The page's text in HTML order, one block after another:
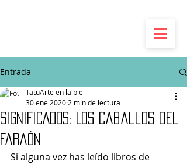
Entrada
SIGNIFICADOS: Los Caballos del
Faraón
TatuArte en la piel
30 ene 2020 2 min de lectura
Si alguna vez has leído libros de